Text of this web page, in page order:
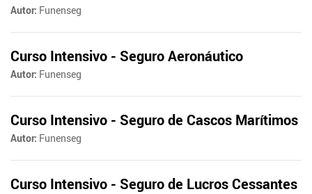
Autor: Funenseg
Curso Intensivo - Seguro Aeronáutico
Autor: Funenseg
Curso Intensivo - Seguro de Cascos Marítimos
Autor: Funenseg
Curso Intensivo - Seguro de Lucros Cessantes